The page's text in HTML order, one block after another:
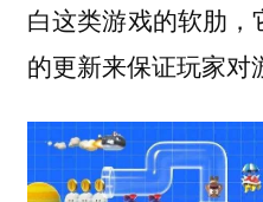
白这类游戏的软肋
的更新来保证玩家对